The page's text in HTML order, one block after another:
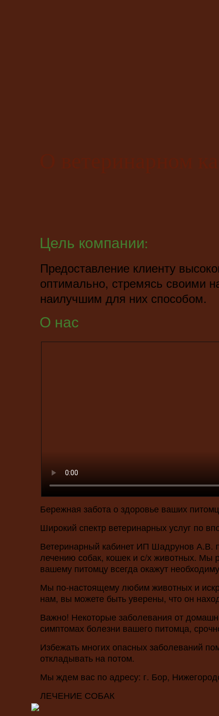
Цель компании:
Предоставление клиенту
оптимально, стремясь своими
наилучшим для них способом.
О нас
Бережная забота о здоровье ваших
Широкий спектр ветеринарных услуг по
Ветеринарный кабинет ИП Шадрунов А.В.
лечению собак, кошек и с/х животных. Мы
вашему питомцу всегда окажут
Мы по-настоящему любим животных и
нам, вы можете быть уверены, что он
Важно! Некоторые заболевания от
симптомах болезни вашего питомца,
Избежать многих опасных заболеваний
откладывать на потом.
Мы ждем вас по адресу: г. Бор,
ЛЕЧЕНИЕ СОБАК